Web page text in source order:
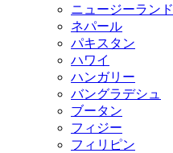
ニュージーランド
ネパール
パキスタン
ハワイ
ハンガリー
バングラデシュ
ブータン
フィジー
フィリピン